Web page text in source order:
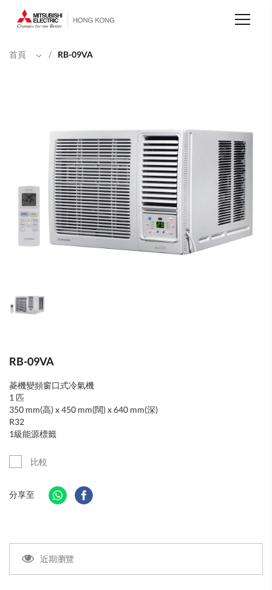
首頁 / RB-09VA
RB-09VA
菱機變頻窗口式冷氣機
1 匹
350 mm(高) x 450 mm(闊) x 640 mm(深)
R32
1級能源標籤
比較
分享至
近期瀏覽